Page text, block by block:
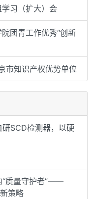
习（扩大）会
团青工作优秀“创新
市知识产权优势单位
SCD检测器，以硬
“质量守护者”——
策略